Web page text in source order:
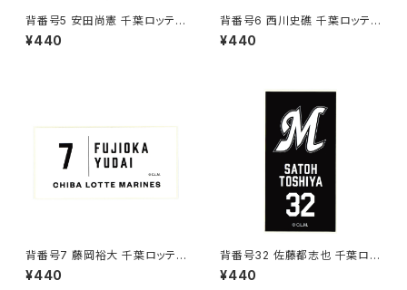
背番号5 安田尚憲 千葉ロッテマ
リーンズ 選手ステッカー（ブラッ
クB)
¥440
背番号6 西川史礁 千葉ロッテマ
リーンズ 選手ステッカー（ホワイ
トC)
¥440
背番号7 藤岡裕大 千葉ロッテマ
リーンズ 選手ステッカー（ホワイ
トC)
¥440
背番号32 佐藤都志也 千葉ロッ
テマリーンズ 選手ステッカー（ブ
ラックB)
¥440